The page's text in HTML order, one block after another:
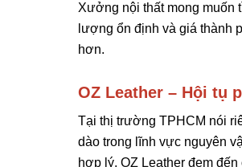
Xưởng nội thất mong muốn
lượng ổn định và giá thành
hơn.
OZ Leather – Hội tụ
Tại thị trường TPHCM nói
dào trong lĩnh vực nguyên
hợp lý, OZ Leather đem